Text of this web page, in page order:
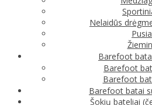
Nelaidūs
Barefoot
Barefoot
Barefoot
Barefoot batai
Šokių bateliai